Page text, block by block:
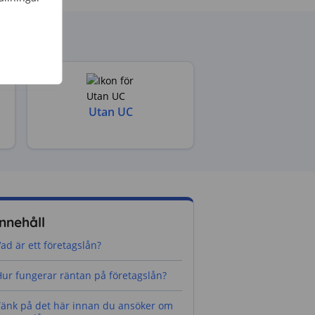
Utan UC
är ett företagslån?
fungerar räntan på företagslån?
på det här innan du ansöker om